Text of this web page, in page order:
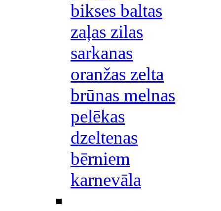
bikses baltas
zaļas zilas
sarkanas
oranžas zelta
brūnas melnas
pelēkas
dzeltenas
bērniem
karnevāla